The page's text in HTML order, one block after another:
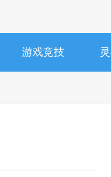
游戏竞技